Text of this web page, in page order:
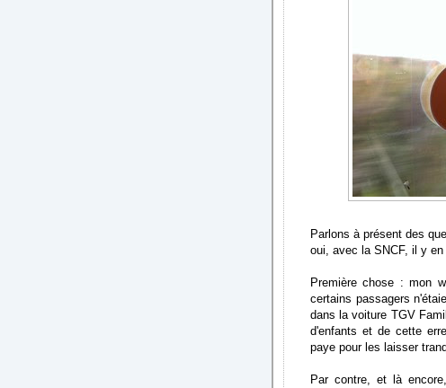
Parlons à présent des
oui, avec la SNCF, il y
Première chose : mon
certains passagers
dans la voiture TGV
d'enfants et de cette
paye pour les laisser
Par contre, et là